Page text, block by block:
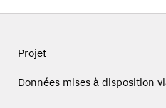
Projet
Données mises à disposition